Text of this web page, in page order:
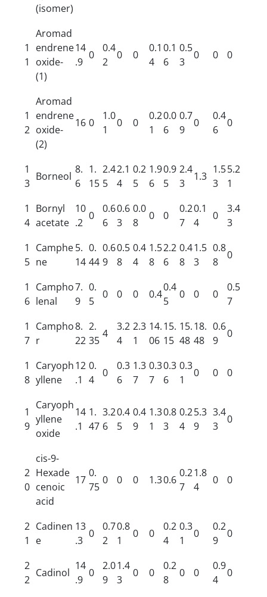
(isomer)
1
1
Aromad
endrene
oxide-
(1)
14
.9
0
0.4
2
0 0
0.1
4
0.1
6
0.5
3
0 0 0
1
2
Aromad
endrene
oxide-
(2)
16 0
1.0
1
0 0
0.2
1
0.0
6
0.7
9
0
0.4
6
0
1
3
Borneol
8.
6
1.
15
2.4
5
2.1
4
0.2
5
1.9
6
0.9
5
2.4
3
1.3
1.5
3
5.2
1
1
4
Bornyl
acetate
10
.2
0
0.6
6
0.6
3
0.0
8
0 0
0.2
7
0.1
4
0
3.4
3
1
5
Camphe
ne
5.
14
0.
44
0.6
9
0.5
8
0.4
4
1.5
8
2.2
6
0.4
8
1.5
3
0.8
8
0
1
6
Campho
lenal
7.
9
0.
5
0 0 0 0.4
0.4
5
0 0 0
0.5
7
1
7
Campho
r
8.
22
2.
35
4
3.2
4
2.3
1
14.
06
15.
15
15.
48
18.
48
0.6
9
0
1
8
Caryoph
yllene
12
.1
0.
4
0
0.3
6
1.3
7
0.3
7
0.3
6
0.3
1
0 0 0
1
9
Caryoph
yllene
oxide
14
.1
1.
47
3.2
6
0.4
5
0.4
9
1.3
1
0.8
3
0.2
4
5.3
9
3.4
3
0
2
0
cis-9-
Hexade
cenoic
acid
17
0.
75
0 0 0 1.30.6
0.2
7
1.8
4
0 0
2
1
Cadinen
e
13
.3
0
0.7
2
0.8
1
0 0
0.2
4
0.3
1
0
0.2
9
0
2
2
Cadinol
14
.9
0
2.0
9
1.4
3
0 0
0.2
8
0 0
0.9
4
0